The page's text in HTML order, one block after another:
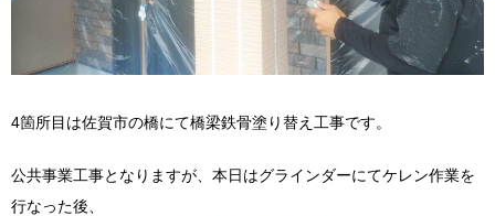
4箇所目は佐賀市の橋にて橋梁鉄骨塗り替え工事です。
公共事業工事となりますが、本日はグラインダーにてケレン作業を
行なった後、